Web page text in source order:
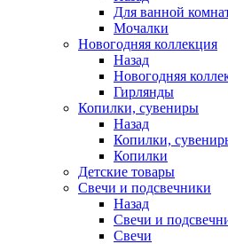
Для ванной
Мочалки
Новогодняя коллекция
Назад
Новогодняя
Гирлянды
Копилки, сувениры
Назад
Копилки,
Копилки
Детские товары
Свечи и подсвечники
Назад
Свечи и
Свечи